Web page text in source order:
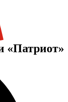
«Патриот»